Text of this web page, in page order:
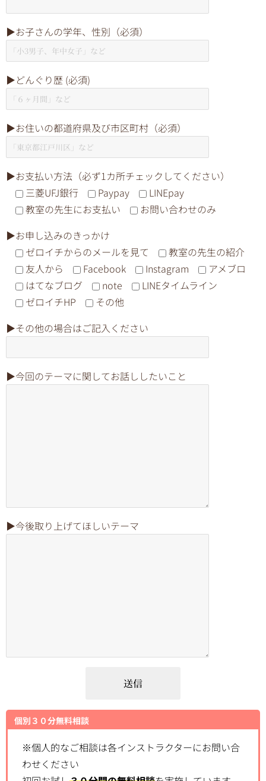
▶︎お子さんの学年、性別（必須）
▶︎どんぐり歴 (必須)
▶︎お住いの都道府県及び市区町村（必須）
▶︎お支払い方法（必ず1カ所チェックしてください）
三菱UFJ銀行
Paypay
LINEpay
教室の先生にお支払い
お問い合わせのみ
▶︎お申し込みのきっかけ
ゼロイチからのメールを見て
教室の先生の紹介
友人から
Facebook Instagram
アメブロ
はてなブログ
note
LINEタイムライン
ゼロイチHP
その他
▶︎その他の場合はご記入ください
▶︎今回のテーマに関してお話ししたいこと
▶︎今後取り上げてほしいテーマ
個別３０分無料相談
※個人的なご相談は各インストラクターにお問い合
わせください